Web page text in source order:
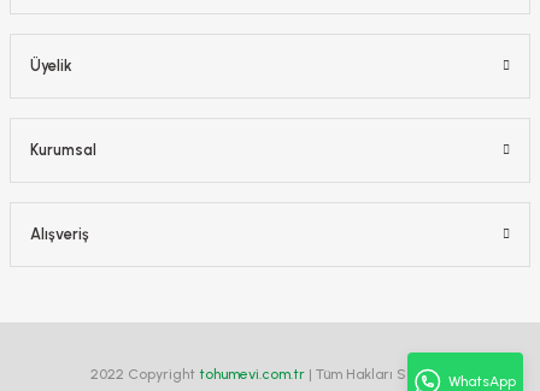
Üyelik
Kurumsal
Alışveriş
2022 Copyright tohumevi.com.tr| Tüm Hakları Saklıdır.WhatsApp